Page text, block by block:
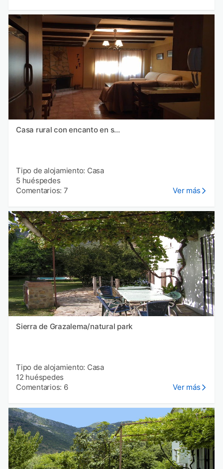
Casa rural con encanto en s...
Tipo de alojamiento: Casa
5 huéspedes
Comentarios: 7
Ver más
Sierra de Grazalema/natural park
Tipo de alojamiento: Casa
12 huéspedes
Comentarios: 6
Ver más